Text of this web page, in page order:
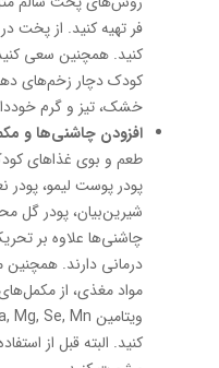
فر تهیه کنید. از پخت
کنید. همچنین سعی
کودک دچار زخم‌های
خشک، تیز و گرم
افزودن چاشنی‌ها و
طعم و بوی غذاهای
پودر پوست لیمو، پودر
شیرین‌بیان، پودر گل
چاشنی‌ها علاوه بر
درمانی دارند. همچنین
مواد مغذی، از
کنید. البته قبل از